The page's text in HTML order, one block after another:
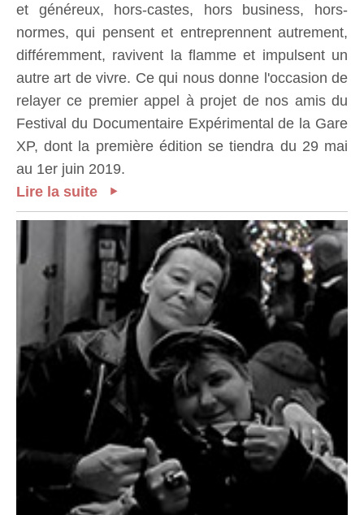
et généreux, hors-castes, hors business, hors-
normes, qui pensent et entreprennent autrement,
différemment, ravivent la flamme et impulsent un
autre art de vivre. Ce qui nous donne l'occasion de
relayer ce premier appel à projet de nos amis du
Festival du Documentaire Expérimental de la Gare
XP, dont la première édition se tiendra du 29 mai
au 1er juin 2019.
Lire la suite